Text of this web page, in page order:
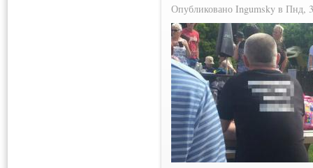
Опубликовано Ingumsky в Пнд,